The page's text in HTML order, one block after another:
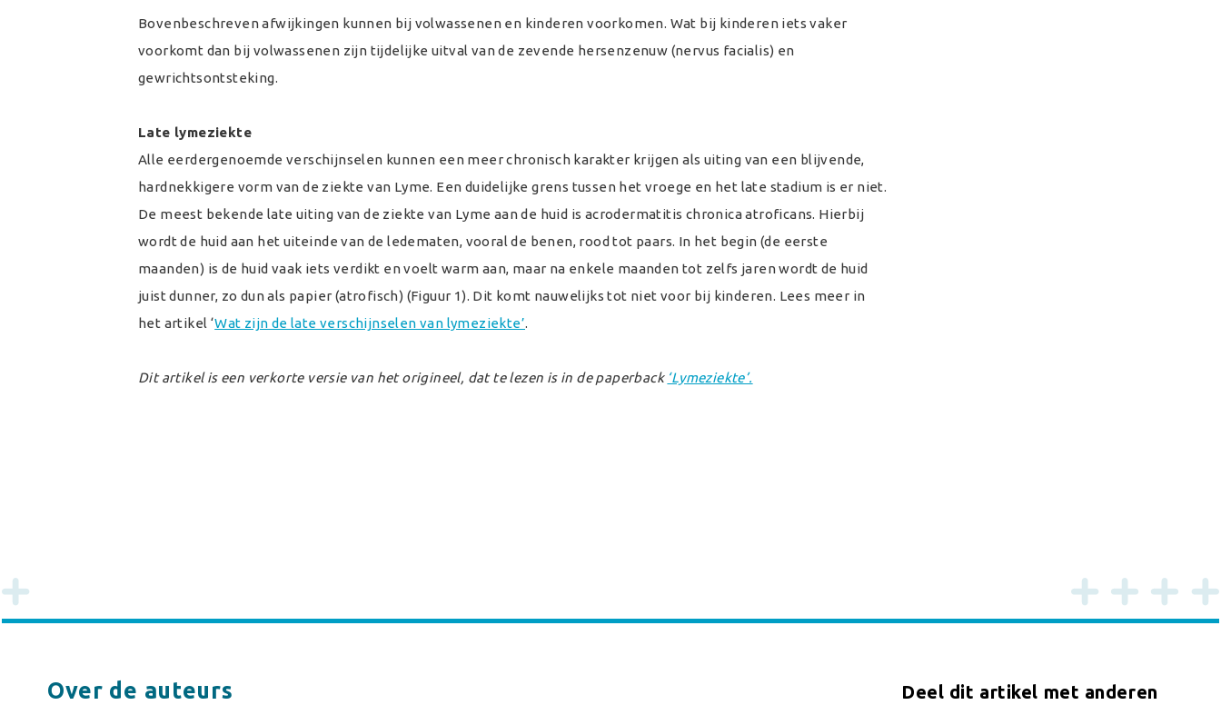
Bovenbeschreven afwijkingen kunnen bij volwassenen en kinderen voorkomen. Wat bij kinderen iets vaker
voorkomt dan bij volwassenen zijn tijdelijke uitval van de zevende hersenzenuw (nervus facialis) en
gewrichtsontsteking.
Late lymeziekte
Alle eerdergenoemde verschijnselen kunnen een meer chronisch karakter krijgen als uiting van een blijvende,
hardnekkigere vorm van de ziekte van Lyme. Een duidelijke grens tussen het vroege en het late stadium is er niet.
De meest bekende late uiting van de ziekte van Lyme aan de huid is acrodermatitis chronica atroficans. Hierbij
wordt de huid aan het uiteinde van de ledematen, vooral de benen, rood tot paars. In het begin (de eerste
maanden) is de huid vaak iets verdikt en voelt warm aan, maar na enkele maanden tot zelfs jaren wordt de huid
juist dunner, zo dun als papier (atrofisch) (Figuur 1). Dit komt nauwelijks tot niet voor bij kinderen. Lees meer in
het artikel ‘Wat zijn de late verschijnselen van lymeziekte’.
Dit artikel is een verkorte versie van het origineel, dat te lezen is in de paperback ‘Lymeziekte’.
Over de auteurs Deel dit artikel met anderen